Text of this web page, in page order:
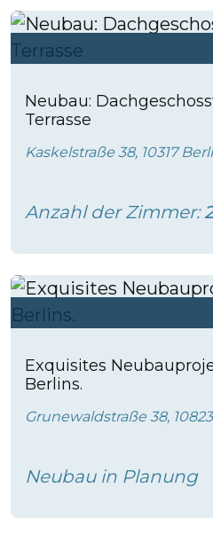
Neubau:
Terrasse
Kaskelstraße 38, 10317
Anzahl der Zimmer:2
Exquisites
Berlins.
Grunewaldstraße 38,
Neubau in Planung